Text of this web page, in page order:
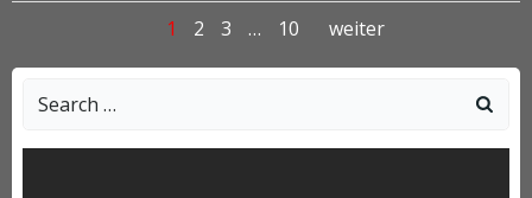
Posts
Page
1 Page
2 Page
3 … Page
10
Posts
weiter
Search